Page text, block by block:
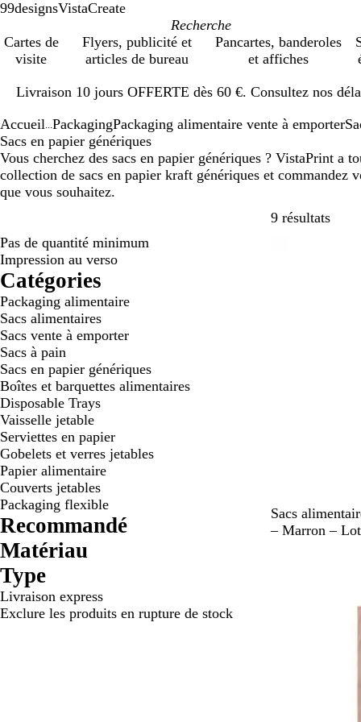
99designsVistaCreate
Cartes de
visite
Flyers, publicité et
articles de bureau
Pancartes, banderoles
et affiches
Livraison 10 jours OFFERTE dès 60 €. Consultez nos
1
Accueil PackagingPackaging alimentaire vente à emporter
Sacs en papier génériques
Vous cherchez des sacs en papier génériques ? VistaPrint a
collection de sacs en papier kraft génériques et commandez
que vous souhaitez.
9 résultats
Pas de quantité minimum
Impression au verso
Catégories
Packaging alimentaire
Sacs alimentaires
Sacs vente à emporter
Sacs à pain
Sacs en papier génériques
Boîtes et barquettes alimentaires
Disposable Trays
Vaisselle jetable
Serviettes en papier
Gobelets et verres jetables
Papier alimentaire
Couverts jetables
Packaging flexible
Recommandé
Matériau
Type
Livraison express
Exclure les produits en rupture de stock
M
a
Sacs
– Marron –